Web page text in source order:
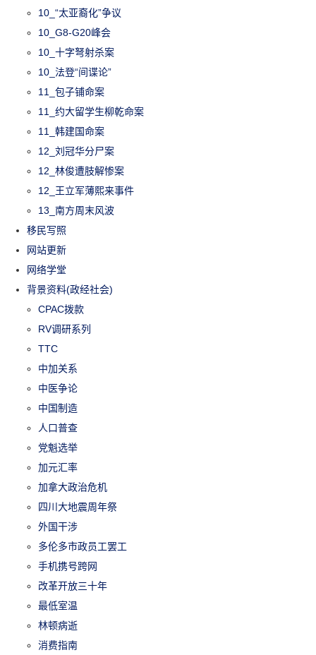
10_“太亚裔化”争议
10_G8-G20峰会
10_十字弩射杀案
10_法登“间谍论”
11_包子铺命案
11_约大留学生柳乾命案
11_韩建国命案
12_刘冠华分尸案
12_林俊遭肢解惨案
12_王立军薄熙来事件
13_南方周末风波
移民写照
网站更新
网络学堂
背景资料(政经社会)
CPAC拨款
RV调研系列
TTC
中加关系
中医争论
中国制造
人口普查
党魁选举
加元汇率
加拿大政治危机
四川大地震周年祭
外国干涉
多伦多市政员工罢工
手机携号跨网
改革开放三十年
最低室温
林顿病逝
消费指南